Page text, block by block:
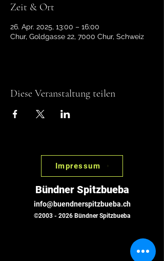
Zeit & Ort
26. Apr. 2025, 13:00 – 16:00
Chur, Goldgasse 22, 7000 Chur, Schweiz
Diese Veranstaltung teilen
Impressum
Bündner Spitzbueba
info@buendnerspitzbueba.ch
©2003 - 2026 Bündner Spitzbueba